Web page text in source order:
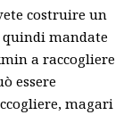
costruire un
quindi mandate
a raccogliere
essere
magari